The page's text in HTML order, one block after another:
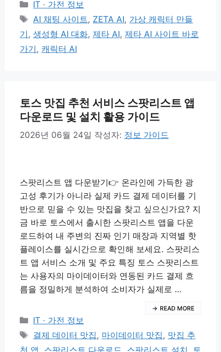
카
테
리
IT · 가전 정보
태
그
AI 채팅 사이트 , ZETA AI, 가상 캐릭터 만들
기 , 생성형 AI 대화, 제타 AI, 제타 AI 사이트 바로
가기 , 캐릭터 AI
토스 맛집 추천 서비스 스팟리스트 앱
다운로드 및 설치 활용 가이드
2026년 06월 24일 작성자: 정보 가이드
스팟리스트 앱 다운받기👉 온라인에 가득한 광
고성 후기가 아니라 실제 카드 결제 데이터를 기
반으로 믿을 수 있는 맛집을 찾고 싶으신가요? 지
금 바로 토스에서 출시한 스팟리스트 앱을 다운
로드하여 내 주변의 진짜 인기 매장과 지역별 핫
플레이스를 실시간으로 확인해 보세요. 스팟리스
트 앱 서비스 소개 및 주요 특징 토스 스팟리스트
는 사용자의 마이데이터와 연동된 카드 결제 흐
름을 정밀하게 분석하여 소비자가 실제로 …
READ MORE
카
테
IT · 가전 정보
태
그
결제 데이터 맛집, 마이데이터 맛집, 맛집 추
천 앱
스팟리스트 다운로드 스팟리스트 설치 토